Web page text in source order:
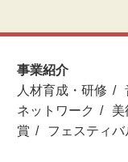
事業紹介
人材育成・研修
ネットワーク
美
賞
フェスティバ